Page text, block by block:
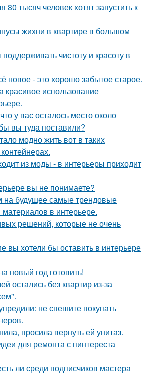
80 тысяч человек хотят запустить к
жихни в квартире в большом
чистоту и красоту в
новое - это хорошо забытое старое.
использование
у вас осталось место около
вы туда поставили?
модно жить вот в таких
из моды - в интерьеры приходит
вы не понимаете?
будущее самые трендовые
материалов в интерьере.
решений, которые не очень
вы хотели бы оставить в интерьере
новый год готовить!
остались без квартир из-за
не спешите покупать
просила вернуть ей унитаз.
для ремонта с пинтереста
ли среди подписчиков мастера